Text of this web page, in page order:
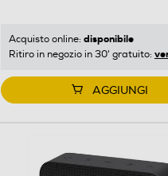
Acquisto online: disponibile
Ritiro in negozio in 30' gratuito:
AGGIUNGI